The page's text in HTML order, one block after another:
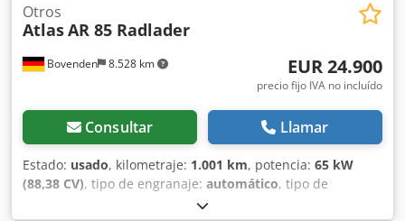
Bovenden 8.528 km
Otros
AtlasAR 85 Radlader
EUR 24.900
precio fijo IVA no incluído
Consultar Llamar
Estado: usado, kilometraje: 1.001 km, potencia: 65 kW
(88,38 CV), tipo de engranaje: automático, tipo de
naranja